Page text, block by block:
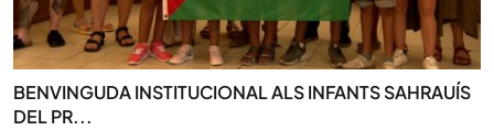
BENVINGUDA INSTITUCIONAL ALS INFANTS SAHRAUÍS
DEL PR...